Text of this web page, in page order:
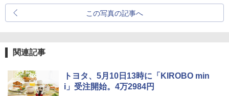
この写真の記事へ
関連記事
トヨタ、5月10日13時に「KIROBO min
i」受注開始。4万2984円